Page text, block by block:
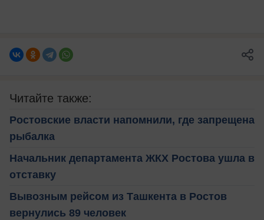
Читайте также:
Ростовские власти напомнили, где запрещена
рыбалка
Начальник департамента ЖКХ Ростова ушла в
отставку
Вывозным рейсом из Ташкента в Ростов
вернулись 89 человек